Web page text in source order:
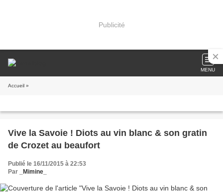
Publicité
MENU
Accueil »
Vive la Savoie ! Diots au vin blanc & son gratin
de Crozet au beaufort
Publié le 16/11/2015 à 22:53
Par
_Mimine_